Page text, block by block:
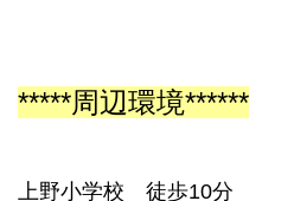
*****周辺環境******
上野小学校 徒歩10分